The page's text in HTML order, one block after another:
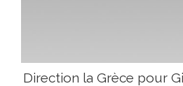
Direction la Grèce pour